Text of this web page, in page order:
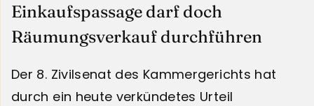
Einkaufspassage darf doch
Räumungsverkauf durchführen
Der 8. Zivilsenat des Kammergerichts hat
durch ein heute verkündetes Urteil